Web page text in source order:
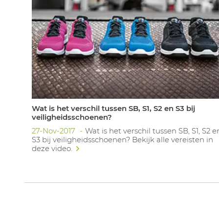
Wat is het verschil tussen SB, S1, S2 en S3 bij
veiligheidsschoenen?
27-Nov-2017
Wat is het verschil tussen SB, S1, S2
S3 bij veiligheidsschoenen? Bekijk alle vereisten in
deze video.